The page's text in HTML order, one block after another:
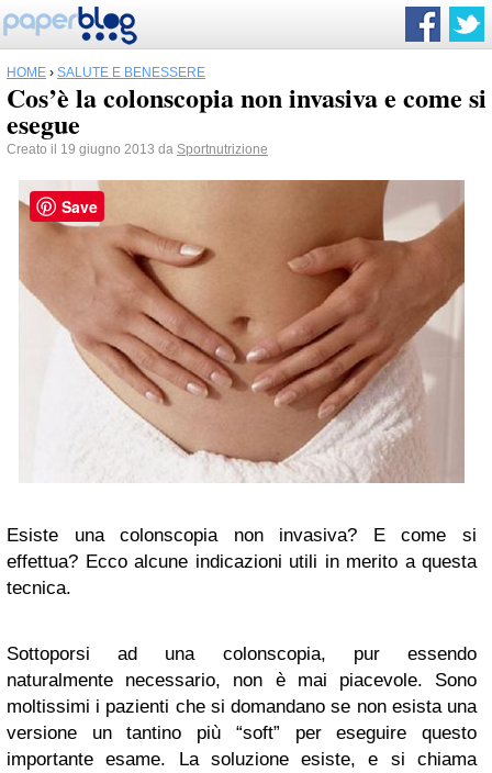
HOME › SALUTE E BENESSERE
Cos’è la colonscopia non invasiva e come si
esegue
Creato il 19 giugno 2013 da Sportnutrizione
Esiste una colonscopia non invasiva? E come si
effettua? Ecco alcune indicazioni utili in merito a questa
tecnica.
Sottoporsi ad una colonscopia, pur essendo
naturalmente necessario, non è mai piacevole. Sono
moltissimi i pazienti che si domandano se non esista una
versione un tantino più “soft” per eseguire questo
importante esame. La soluzione esiste, e si chiama
Save